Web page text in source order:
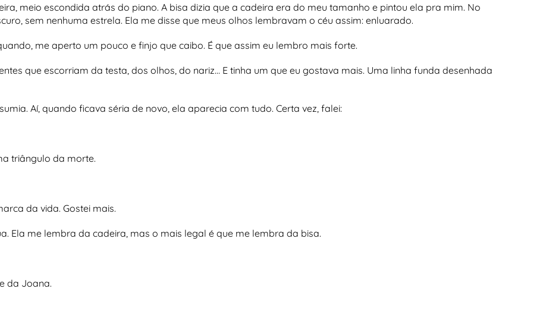
meio escondida atrás do piano. A bisa dizia que a cadeira era do meu tamanho e pintou ela pra mim. No
sem nenhuma estrela. Ela me disse que meus olhos lembravam o céu assim: enluarado.
me aperto um pouco e finjo que caibo. É que assim eu lembro mais forte.
que escorriam da testa, dos olhos, do nariz… E tinha um que eu gostava mais. Uma linha funda desenhada
Aí, quando ficava séria de novo, ela aparecia com tudo. Certa vez, falei:
triângulo da morte.
da vida. Gostei mais.
Ela me lembra da cadeira, mas o mais legal é que me lembra da bisa.
da Joana.